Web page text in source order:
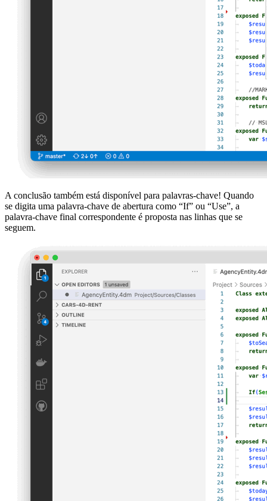
A conclusão também está disponível para palavras-chave! Quando
se digita uma palavra-chave de abertura como “If” ou “Use”, a
palavra-chave final correspondente é proposta nas linhas que se
seguem.